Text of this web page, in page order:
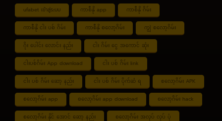
ufabet เข้าสู่ระบบ ကာစီနို app ကာစီနို ဂိမ်း
ကာစီနို ငါး ပစ် ဂိမ်း ကာစီနို စလော့ဂိမ်း ကျွဲ စလော့ဂိမ်း
ဂိုး ပေါင်း လောင်း နည်း ငါး ဂိမ်း ငွေ အကောင် ဆုံး
ငါးပစ်ဂိမ်း App download ငါး ပစ် ဂိမ်း link
ငါး ပစ် ဂိမ်း ဆော့ နည်း ငါး ပစ် ဂိမ်း ပိုက်ဆံ ရ စလော့ဂိမ်း APK
စလော့ဂိမ်း app စလော့ဂိမ်း app download စလော့ဂိမ်း hack
စလော့ဂိမ်း နိုင် အောင် ဆော့ နည်း စလော့ဂိမ်း အလုပ် လုပ် ပုံ